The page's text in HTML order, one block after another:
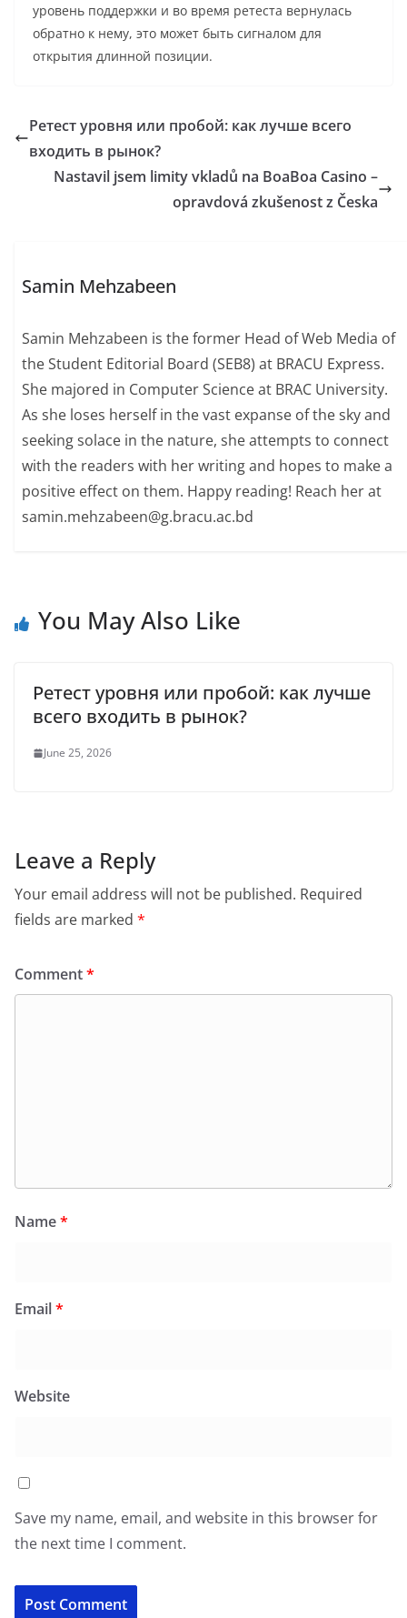
уровень поддержки и во время ретеста вернулась
обратно к нему, это может быть сигналом для
открытия длинной позиции.
Ретест уровня или пробой: как лучше всего
входить в рынок?
Nastavil jsem limity vkladů na BoaBoa Casino –
opravdová zkušenost z Česka
Samin Mehzabeen
Samin Mehzabeen is the former Head of Web Media of
the Student Editorial Board (SEB8) at BRACU Express.
She majored in Computer Science at BRAC University.
As she loses herself in the vast expanse of the sky and
seeking solace in the nature, she attempts to connect
with the readers with her writing and hopes to make a
positive effect on them. Happy reading! Reach her at
samin.mehzabeen@g.bracu.ac.bd
You May Also Like
Ретест уровня или пробой: как лучше
всего входить в рынок?
June 25, 2026
Leave a Reply
Your email address will not be published. Required
fields are marked *
Comment*
Name*
Email*
Website
Save my name, email, and website in this browser for
the next time I comment.